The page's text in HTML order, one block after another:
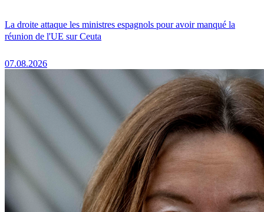
La droite attaque les ministres espagnols pour avoir manqué la
réunion de l'UE sur Ceuta
07.08.2026